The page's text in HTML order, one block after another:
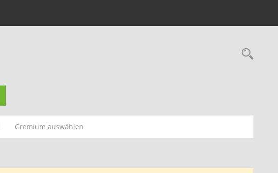
Gremium auswählen